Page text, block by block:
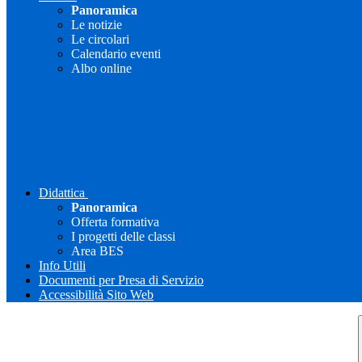
Panoramica
Le notizie
Le circolari
Calendario eventi
Albo online
Didattica
Panoramica
Offerta formativa
I progetti delle classi
Area BES
Info Utili
Documenti per Presa di Servizio
Accessibilità Sito Web